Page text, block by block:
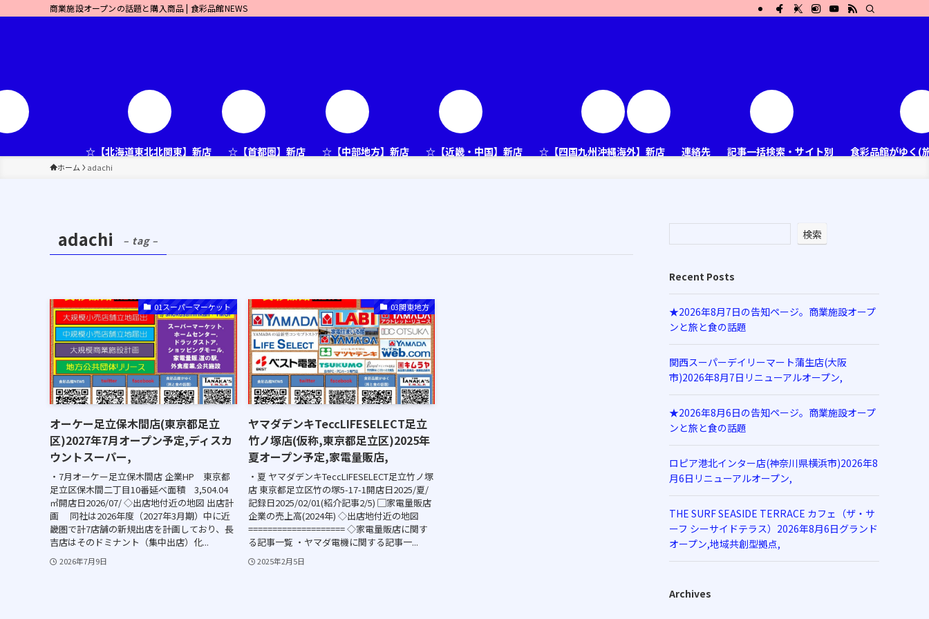
商業施設オープンの話題と購入商品 | 食彩品館NEWS
☆【北海道東北北関東】新店 ☆【首都圏】新店 ☆【中部地方】新店 ☆【近畿・中国】新店 ☆【四国九州沖縄海外】新店 連絡先 記事一括検索・サイト別 食彩品館がゆく(
ホーム adachi
adachi – tag –
01スーパーマーケット
オーケー足立保木間店(東京都足立
区)2027年7月オープン予定,ディスカ
ウントスーパー,
・7月オーケー足立保木間店 企業HP 東京都
足立区保木間二丁目10番延べ面積 3,504.04
㎡開店日2026/07/ ◇出店地付近の地図 出店計
画 同社は2026年度（2027年3月期）中に近
畿圏で計7店舗の新規出店を計画しており、長
吉店はそのドミナント（集中出店）化...
2026年7月9日
03関東地方
ヤマダデンキTeccLIFESELECT足立
竹ノ塚店(仮称,東京都足立区)2025年
夏オープン予定,家電量販店,
・夏 ヤマダデンキTeccLIFESELECT足立竹ノ塚
店 東京都足立区竹の塚5-17-1開店日2025/夏/
記録日2025/02/01(紹介記事2/5) ▢家電量販店
企業の売上高(2024年) ◇出店地付近の地図
==================== ◇家電量販店に関す
る記事一覧 ・ヤマダ電機に関する記事一...
2025年2月5日
検索
Recent Posts
★2026年8月7日の告知ページ。商業施設オープ
ンと旅と食の話題
関西スーパーデイリーマート蒲生店(大阪
市)2026年8月7日リニューアルオープン,
★2026年8月6日の告知ページ。商業施設オープ
ンと旅と食の話題
ロピア港北インター店(神奈川県横浜市)2026年8
月6日リニューアルオープン,
THE SURF SEASIDE TERRACE カフェ（ザ・サ
ーフ シーサイドテラス）2026年8月6日グランド
オープン,地域共創型拠点,
Archives